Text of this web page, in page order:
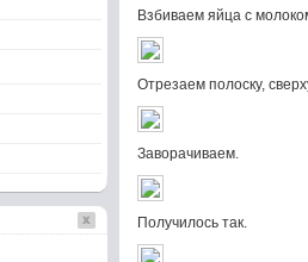
Взбиваем яйца с
Отрезаем полоску,
Заворачиваем.
Получилось так.